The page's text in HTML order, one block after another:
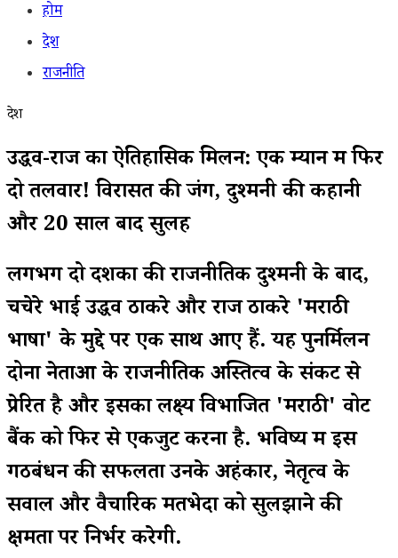
होम
देश
राजनीति
देश
उद्धव-राज का ऐतिहासिक मिलन: एक म्यान में फिर
दो तलवारें! विरासत की जंग, दुश्मनी की कहानी
और 20 साल बाद सुलह
लगभग दो दशकों की राजनीतिक दुश्मनी के बाद,
चचेरे भाई उद्धव ठाकरे और राज ठाकरे 'मराठी
भाषा' के मुद्दे पर एक साथ आए हैं. यह पुनर्मिलन
दोनों नेताओं के राजनीतिक अस्तित्व के संकट से
प्रेरित है और इसका लक्ष्य विभाजित 'मराठी' वोट
बैंक को फिर से एकजुट करना है. भविष्य में इस
गठबंधन की सफलता उनके अहंकार, नेतृत्व के
सवाल और वैचारिक मतभेदों को सुलझाने की
क्षमता पर निर्भर करेगी.